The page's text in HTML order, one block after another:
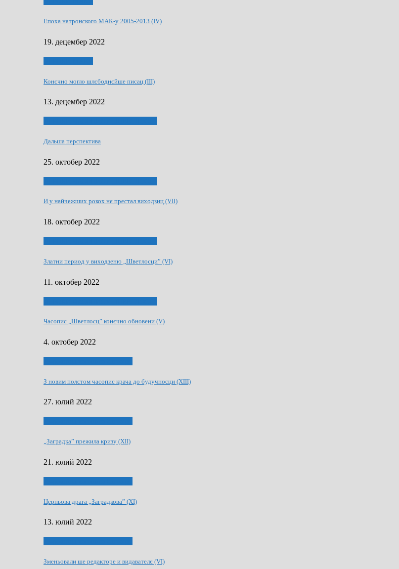
Епоха натронского МАК-у 2005-2013 (IV)
19. децембер 2022
Конєчно могло шлєбоднєйше писац (III)
13. децембер 2022
Дальша перспектива
25. октобер 2022
И у найчежших рокох нє престал виходзиц (VII)
18. октобер 2022
Златни период у виходзеню „Шветлосци” (VI)
11. октобер 2022
Часопис „Шветлосц” конєчно обновени (V)
4. октобер 2022
З новим полєтом часопис крача до будучносци (XIII)
27. юлий 2022
„Заградка” прежила кризу (XII)
21. юлий 2022
Церньова драга „Заградкова” (XI)
13. юлий 2022
Зменьовали ше редакторе и видавателє (VI)